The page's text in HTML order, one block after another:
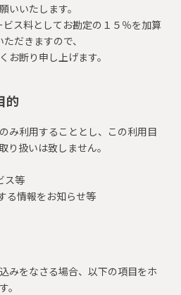
いいたします。
ス料としてお勘定の１５％を加算
だきますので、
お断り申し上げます。
的
み利用することとし、この利用目
り扱いは致しません。
ス等
る情報をお知らせ等
みをなさる場合、以下の項目をホ
。